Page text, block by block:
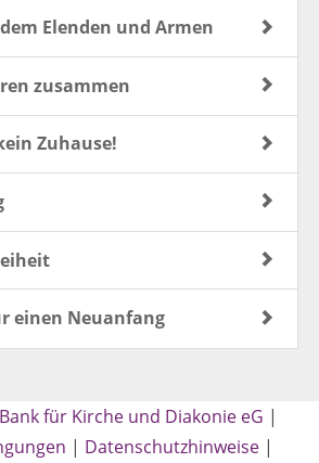
Elenden und Armen
zusammen
Zuhause!
einen Neuanfang
für Kirche und Diakonie eG |
| Datenschutzhinweise|